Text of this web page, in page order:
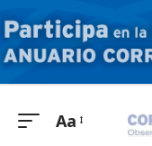
Aa